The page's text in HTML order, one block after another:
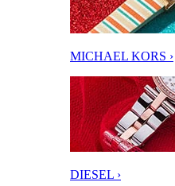
MICHAEL KORS ›
DIESEL ›